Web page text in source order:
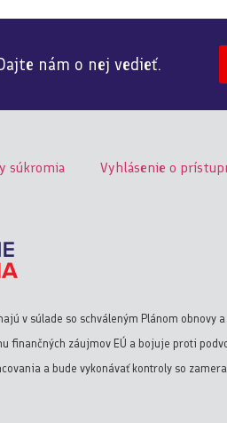
nám o nej vedieť.
súkromia Vyhlásenie o
v súlade so schváleným Plánom obnovy a
finančných záujmov EÚ a bojuje proti
a bude vykonávať kontroly so